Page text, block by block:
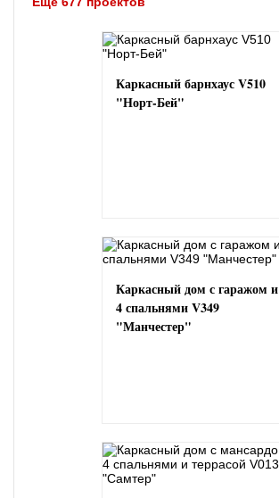
Каркасный барнхаус V510
"Норт-Бей"
Каркасный дом с гаражом и
4 спальнями V349
"Манчестер"